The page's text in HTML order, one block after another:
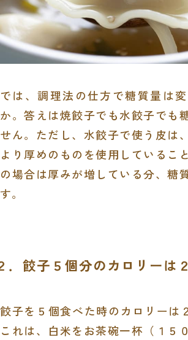
では、調理法の仕方で糖質量は
か。答えは焼餃子でも水餃子でも
せん。ただし、水餃子で使う皮は
より厚めのものを使用しているこ
の場合は厚みが増している分、糖
す。
．餃子５個分のカロリーは
餃子を５個食べた時のカロリーは
これは、白米をお茶碗一杯（１５